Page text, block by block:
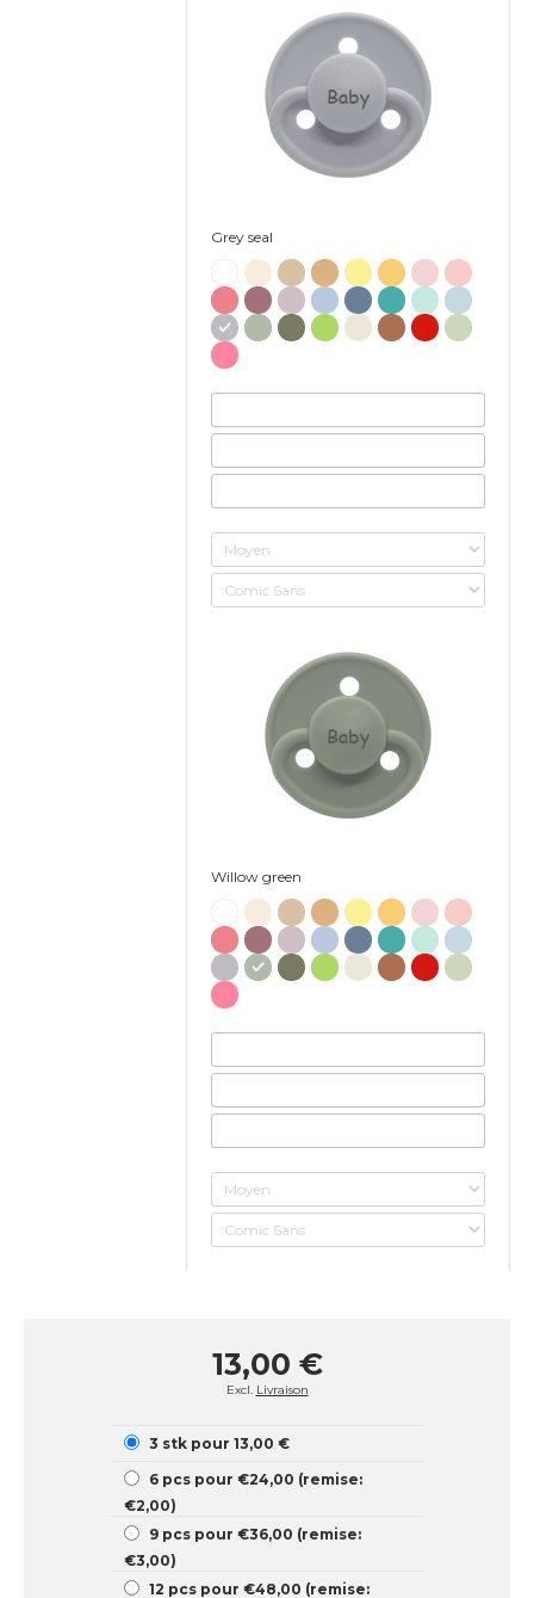
Baby
Grey seal
Baby
Willow green
13,00 €
Excl. Livraison
3 stk pour 13,00 €
6 pcs pour €24,00 (remise:
€2,00)
9 pcs pour €36,00 (remise:
€3,00)
12 pcs pour €48,00 (remise: